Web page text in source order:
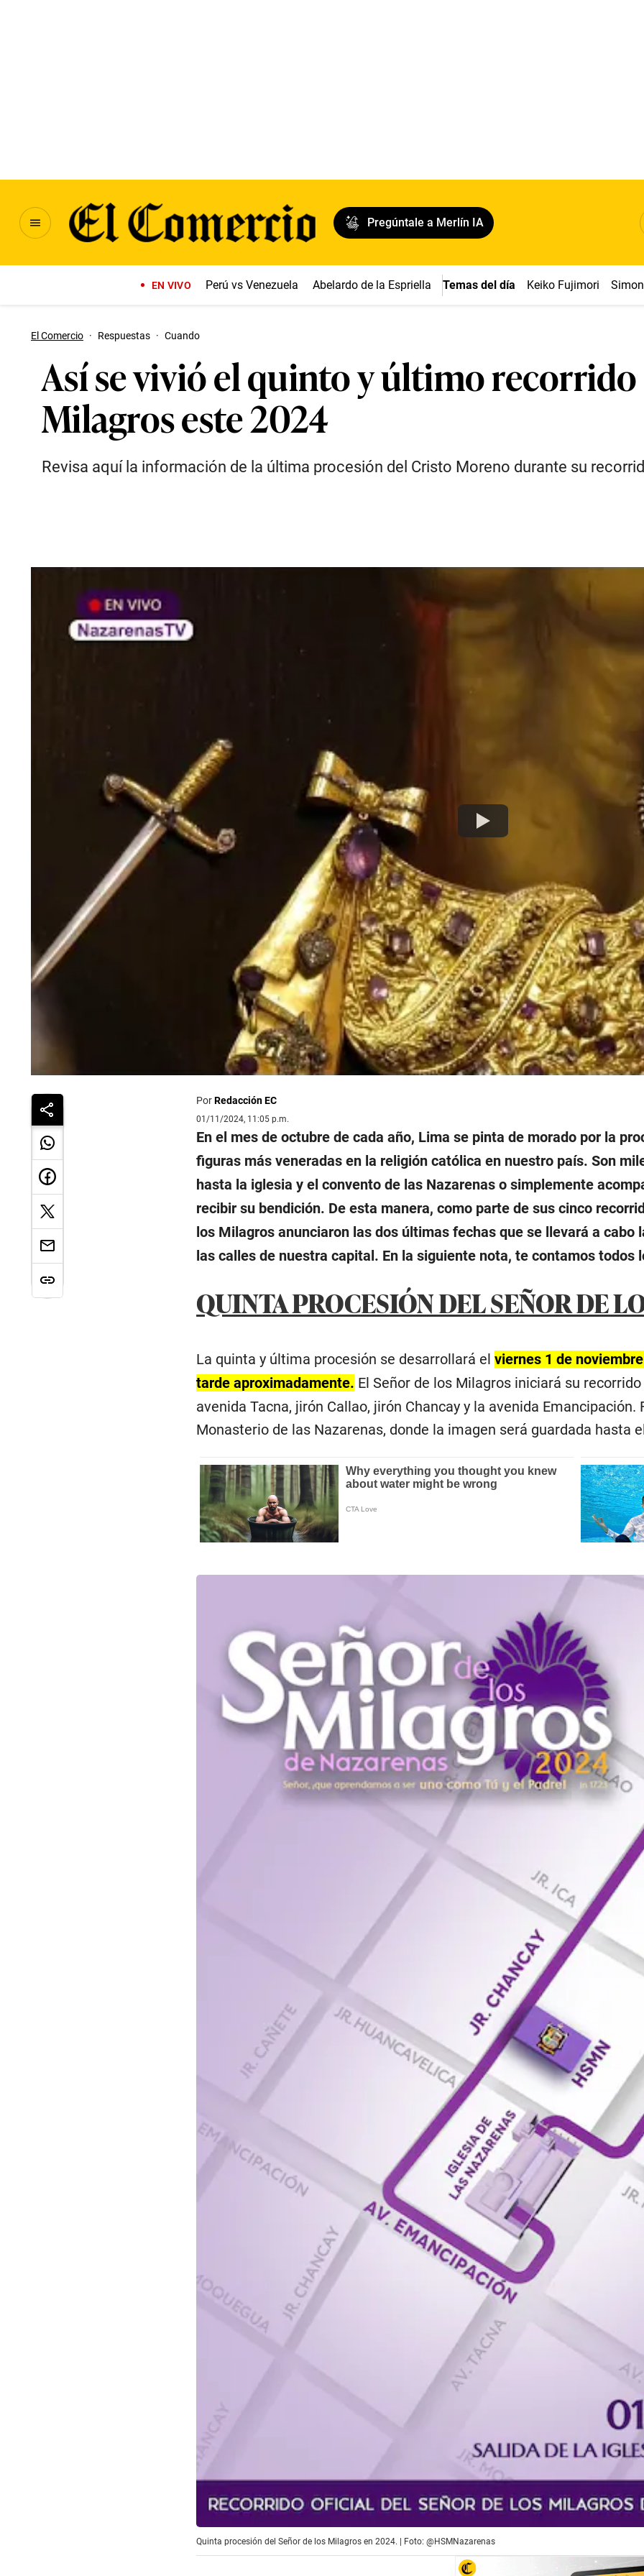
Pregúntale a Merlín IA
EN VIVO Perú vs Venezuela Abelardo de la Espriella Temas del día Keiko Fujimori
El Comercio · Respuestas · Cuando
Así se vivió el quinto y último recorrido
Milagros este 2024
Revisa aquí la información de la última procesión del Cristo Moreno durante su
PorRedacción EC
01/11/2024, 11:05 p.m.
En el mes de octubre de cada año, Lima se pinta de morado por la
figuras más veneradas en la religión católica en nuestro país. Son
hasta la iglesia y el convento de las Nazarenas o simplemente
recibir su bendición. De esta manera, como parte de sus cinco
los Milagros anunciaron las dos últimas fechas que se llevará a
las calles de nuestra capital. En la siguiente nota, te contamos todos
QUINTA PROCESIÓN DEL SEÑOR DE
La quinta y última procesión se desarrollará elviernes 1 de
tarde aproximadamente. El Señor de los Milagros iniciará su
avenida Tacna, jirón Callao, jirón Chancay y la avenida
Monasterio de las Nazarenas, donde la imagen será guardada hasta
Quinta procesión del Señor de los Milagros en 2024. | Foto: @HSMNazarenas